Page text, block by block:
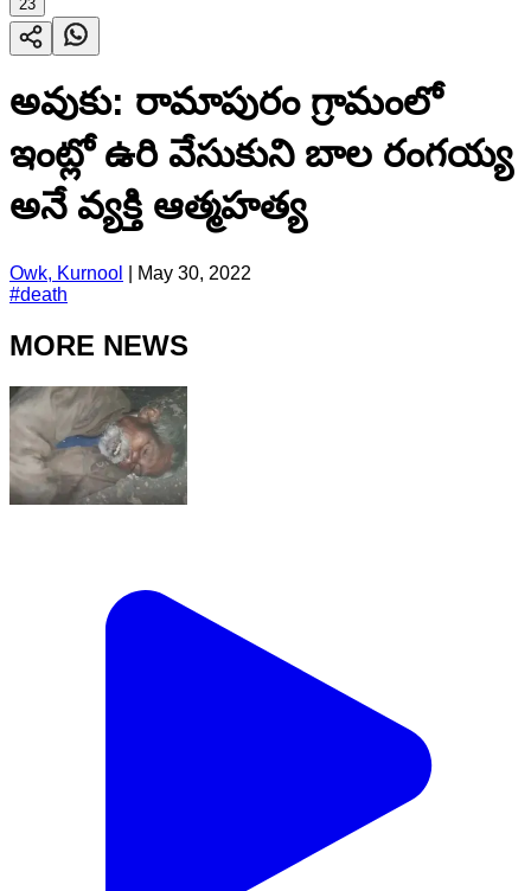
23
అవుకు: రామాపురం గ్రామంలో
ఇంట్లో ఉరి వేసుకుని బాల రంగయ్య
అనే వ్యక్తి ఆత్మహత్య
Owk, Kurnool
May 30, 2022
#death
MORE NEWS